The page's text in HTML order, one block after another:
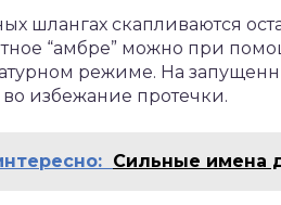
шлангах скапливаются
“амбре” можно при
режиме. На
во избежание протечки.
Сильные имена